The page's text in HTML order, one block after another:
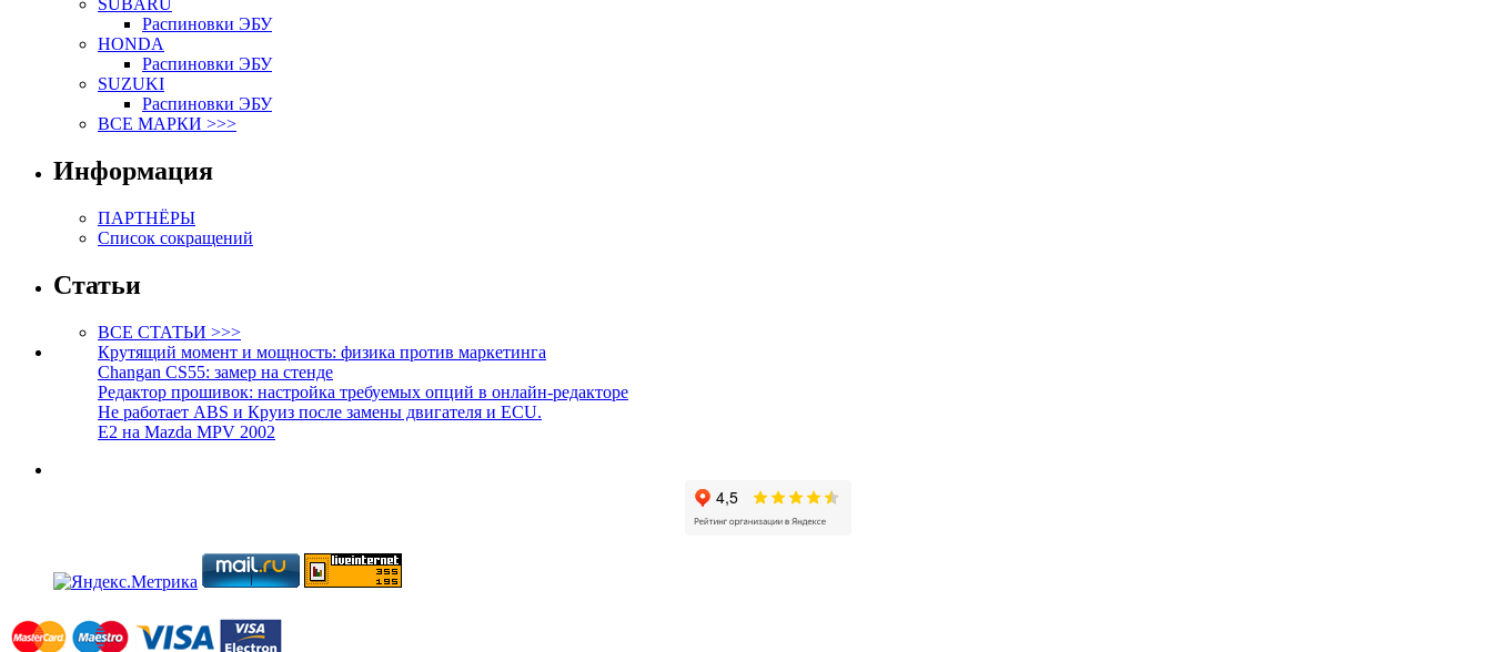
SUBARU
Распиновки ЭБУ
HONDA
Распиновки ЭБУ
SUZUKI
Распиновки ЭБУ
ВСЕ МАРКИ >>>
Информация
ПАРТНЁРЫ
Список сокращений
Статьи
ВСЕ СТАТЬИ >>>
Крутящий момент и мощность: физика против маркетинга
Changan CS55: замер на стенде
Редактор прошивок: настройка требуемых опций в онлайн-редакторе
Не работает ABS и Круиз после замены двигателя и ECU.
E2 на Mazda MPV 2002